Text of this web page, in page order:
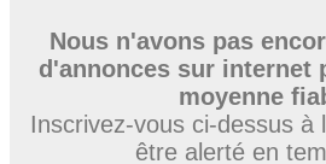
Nous n'avons pas
d'annonces sur internet
moyenne
Inscrivez-vous ci-dessus à
être alerté en